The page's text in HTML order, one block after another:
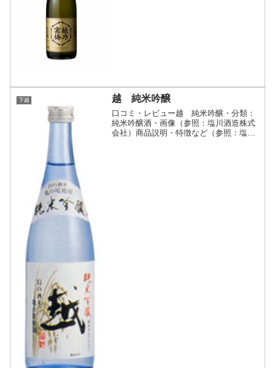
下越 越 純米吟醸
口コミ・レビュー越 純米吟醸・分類：
純米吟醸酒・画像（参照：塩川酒造株式
会社）商品説明・特徴など（参照：塩川